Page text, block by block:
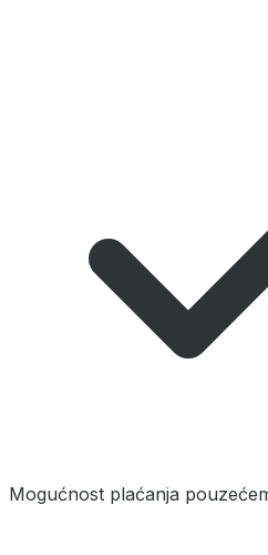
Mogućnost plaćanja